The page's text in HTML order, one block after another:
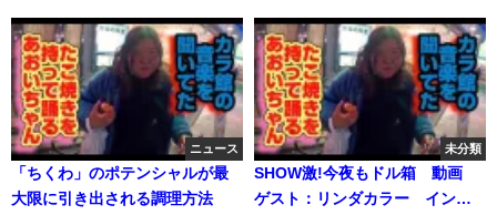
ニュース
「ちくわ」のポテンシャルが最
大限に引き出される調理方法
未分類
SHOW激!今夜もドル箱 動画
ゲスト：リンダカラー∞インフ